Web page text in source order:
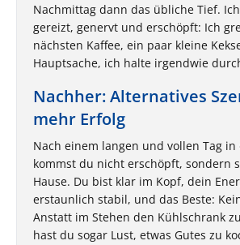
Nachmittag dann das übliche Tief.
gereizt, genervt und erschöpft: Ich
nächsten Kaffee, ein paar kleine
Hauptsache, ich halte irgendwie
Nachher: Alternatives
mehr Erfolg
Nach einem langen und vollen Tag in
kommst du nicht erschöpft, sondern
Hause. Du bist klar im Kopf, dein
erstaunlich stabil, und das Beste:
Anstatt im Stehen den Kühlschrank
hast du sogar Lust, etwas Gutes zu